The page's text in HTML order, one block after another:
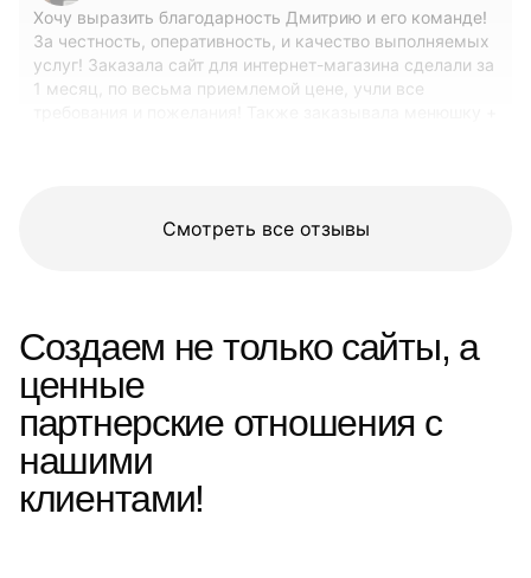
Хочу выразить благодарность Дмитрию и его команде!
За честность, оперативность, и качество выполняемых
услуг! Заказала сайт для интернет-магазина сделали за
1 месяц, по весьма приемлемой цене, учли все
Смотреть все отзывы
Создаем не только сайты, а
ценные
партнерские отношения с
нашими
клиентами!